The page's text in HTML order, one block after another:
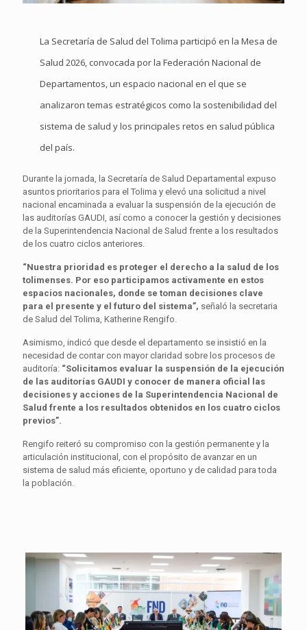
La Secretaría de Salud del Tolima participó en la Mesa de
Salud 2026, convocada por la Federación Nacional de
Departamentos, un espacio nacional en el que se
analizaron temas estratégicos como la sostenibilidad del
sistema de salud y los principales retos en salud pública
del país.
Durante la jornada, la Secretaría de Salud Departamental expuso
asuntos prioritarios para el Tolima y elevó una solicitud a nivel
nacional encaminada a evaluar la suspensión de la ejecución de
las auditorías GAUDI, así como a conocer la gestión y decisiones
de la Superintendencia Nacional de Salud frente a los resultados
de los cuatro ciclos anteriores.
“Nuestra prioridad es proteger el derecho a la salud de los
tolimenses. Por eso participamos activamente en estos
espacios nacionales, donde se toman decisiones clave
para el presente y el futuro del sistema”, señaló la secretaria
de Salud del Tolima, Katherine Rengifo.
Asimismo, indicó que desde el departamento se insistió en la
necesidad de contar con mayor claridad sobre los procesos de
auditoría: “Solicitamos evaluar la suspensión de la ejecución
de las auditorías GAUDI y conocer de manera oficial las
decisiones y acciones de la Superintendencia Nacional de
Salud frente a los resultados obtenidos en los cuatro ciclos
previos”.
Rengifo reiteró su compromiso con la gestión permanente y la
articulación institucional, con el propósito de avanzar en un
sistema de salud más eficiente, oportuno y de calidad para toda
la población.